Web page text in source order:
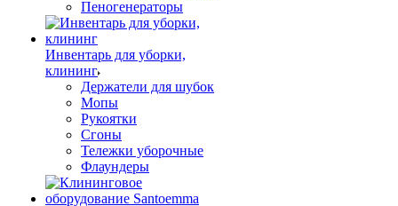
Пеногенераторы
Инвентарь для уборки,
клининг
Держатели для шубок
Мопы
Рукоятки
Сгоны
Тележки уборочные
Флаундеры